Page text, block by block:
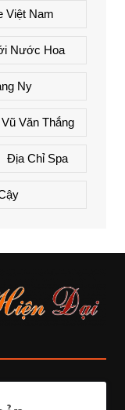
Việt Nam
Nước Hoa
Ny
Văn Thắng
Địa Chỉ Spa